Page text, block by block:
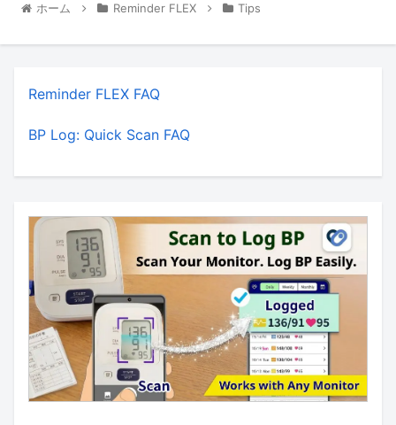
ホーム Reminder FLEX Tips
Reminder FLEX FAQ
BP Log: Quick Scan FAQ